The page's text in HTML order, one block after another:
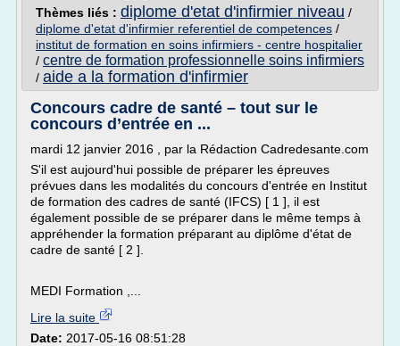
Thèmes liés : diplome d'etat d'infirmier niveau /
diplome d'etat d'infirmier referentiel de competences /
institut de formation en soins infirmiers - centre hospitalier
/ centre de formation professionnelle soins infirmiers
/ aide a la formation d'infirmier
Concours cadre de santé – tout sur le
concours d’entrée en ...
mardi 12 janvier 2016 , par la Rédaction Cadredesante.com
S'il est aujourd'hui possible de préparer les épreuves
prévues dans les modalités du concours d'entrée en Institut
de formation des cadres de santé (IFCS) [ 1 ], il est
également possible de se préparer dans le même temps à
appréhender la formation préparant au diplôme d'état de
cadre de santé [ 2 ].
MEDI Formation ,...
Lire la suite
Date: 2017-05-16 08:51:28